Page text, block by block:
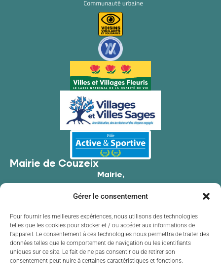
Gérer le consentement
Pour fournir les meilleures expériences, nous utilisons des technologies
telles que les cookies pour stocker et / ou accéder aux informations de
l’appareil. Le consentement à ces technologies nous permettra de traiter des
données telles que le comportement de navigation ou les identifiants
uniques sur ce site. Le fait de ne pas consentir ou de retirer son
consentement peut nuire à certaines caractéristiques et fonctions.
Mairie de Couzeix
Mairie,
87270 Couzeix
05 55 39 34 09
Contacter la mairie
Horaires d'ouverture
Lundide 8h30 à 12h00 et de 13h30 à 17h30
Mardi
de 8h30 à 12h00 et de 13h30 à 17h30